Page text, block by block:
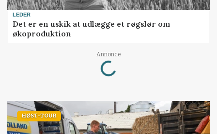
LEDER
Det er en uskik at udlægge et røgslør om
økoproduktion
Annonce
Loading...
HØST-TOUR